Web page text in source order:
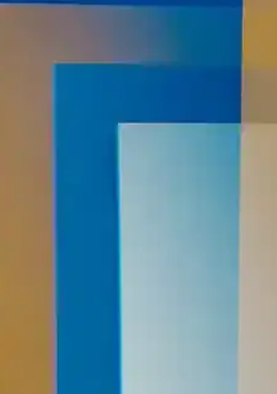
güncellemeleriyle kurtarma araçları